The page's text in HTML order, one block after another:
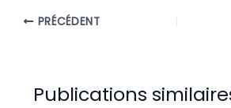
PRÉCÉDENT
Publications